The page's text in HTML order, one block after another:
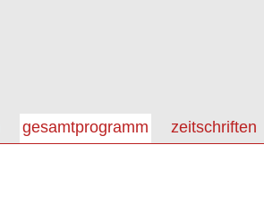
gesamtprogramm zeitschriften